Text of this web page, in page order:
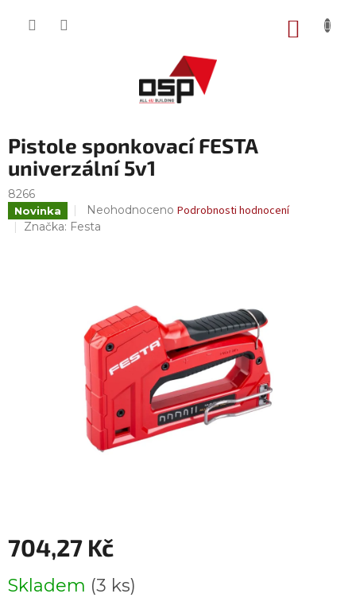
Pistole sponkovací FESTA
univerzální 5v1
8266
Novinka
Průměrné
hodnocení
hvězdiček.
Neohodnoceno Podrobnosti hodnocení
Značka: Festa
704,27 Kč
cena:
Skladem (3 ks)